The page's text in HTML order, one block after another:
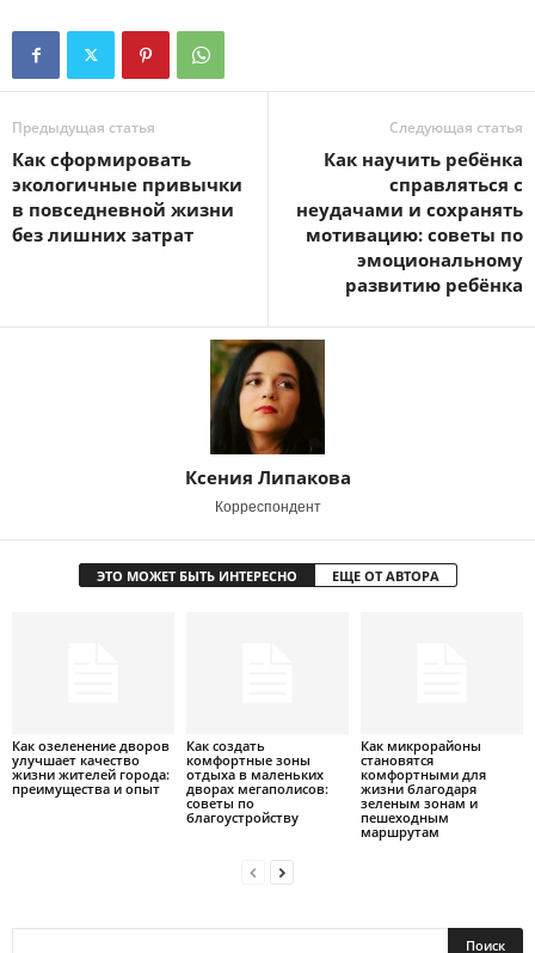
Предыдущая статья
Как сформировать
экологичные привычки
в повседневной жизни
без лишних затрат
Следующая статья
Как научить ребёнка
справляться с
неудачами и сохранять
мотивацию: советы по
эмоциональному
развитию ребёнка
Ксения Липакова
Корреспондент
ЭТО МОЖЕТ БЫТЬ ИНТЕРЕСНО ЕЩЕ ОТ АВТОРА
Как озеленение дворов
улучшает качество
жизни жителей города:
преимущества и опыт
Как создать
комфортные зоны
отдыха в маленьких
дворах мегаполисов:
советы по
благоустройству
Как микрорайоны
становятся
комфортными для
жизни благодаря
зеленым зонам и
пешеходным
маршрутам